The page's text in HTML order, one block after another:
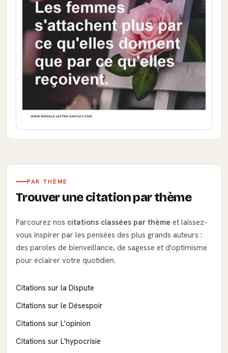
PAR THÈME
Trouver une citation par thème
Parcourez nos citations classées par thème et laissez-
vous inspirer par les pensées des plus grands auteurs :
des paroles de bienveillance, de sagesse et d'optimisme
pour éclairer votre quotidien.
Citations sur la Dispute
Citations sur le Désespoir
Citations sur L'opinion
Citations sur L'hypocrisie